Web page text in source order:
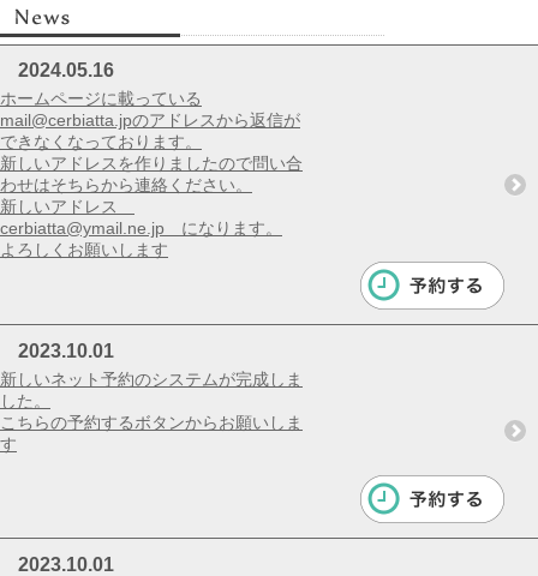
2024.05.16
ホームページに載っている
mail@cerbiatta.jpのアドレスから返信が
できなくなっております。
新しいアドレスを作りましたので問い合
わせはそちらから連絡ください。
新しいアドレス
cerbiatta@ymail.ne.jp になります。
よろしくお願いします
2023.10.01
新しいネット予約のシステムが完成しま
した。
こちらの予約するボタンからお願いしま
す
2023.10.01